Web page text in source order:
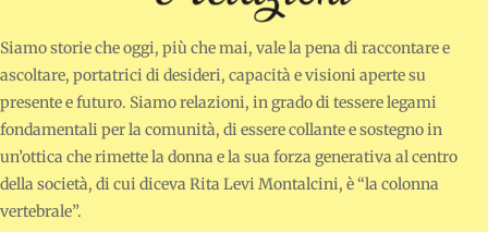
Siamo storie che oggi, più che mai, vale la pena di raccontare e
ascoltare, portatrici di desideri, capacità e visioni aperte su
presente e futuro. Siamo relazioni, in grado di tessere legami
fondamentali per la comunità, di essere collante e sostegno in
un’ottica che rimette la donna e la sua forza generativa al centro
della società, di cui diceva Rita Levi Montalcini, è “la colonna
vertebrale”.